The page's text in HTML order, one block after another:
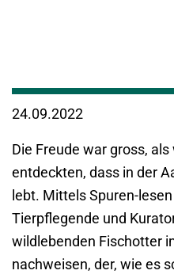
24.09.2022
Die Freude war gross,
entdeckten, dass in der
lebt. Mittels Spuren-
Tierpflegende und
wildlebenden Fischotter
nachweisen, der, wie es